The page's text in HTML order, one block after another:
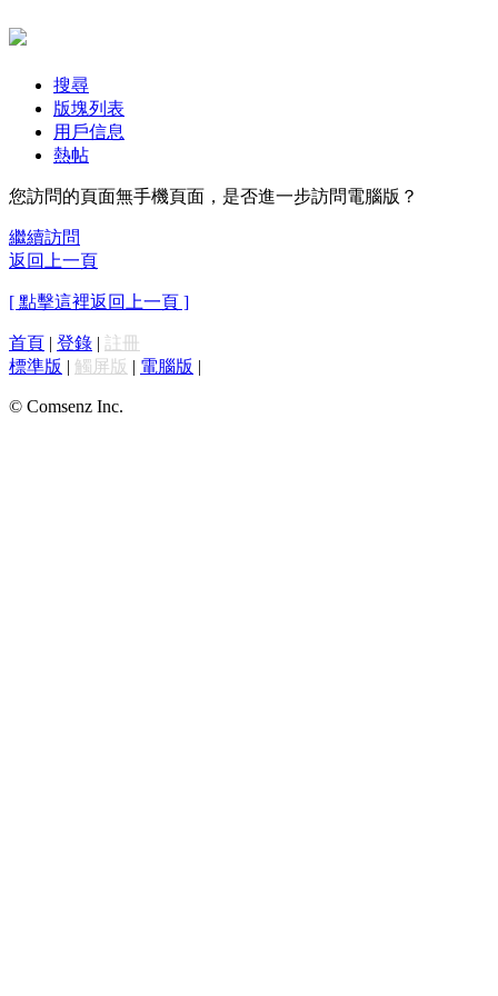
搜尋
版塊列表
用戶信息
熱帖
您訪問的頁面無手機頁面，是否進一步訪問電腦版？
繼續訪問
返回上一頁
[ 點擊這裡返回上一頁 ]
首頁 | 登錄 | 註冊
標準版 | 觸屏版 | 電腦版 |
© Comsenz Inc.